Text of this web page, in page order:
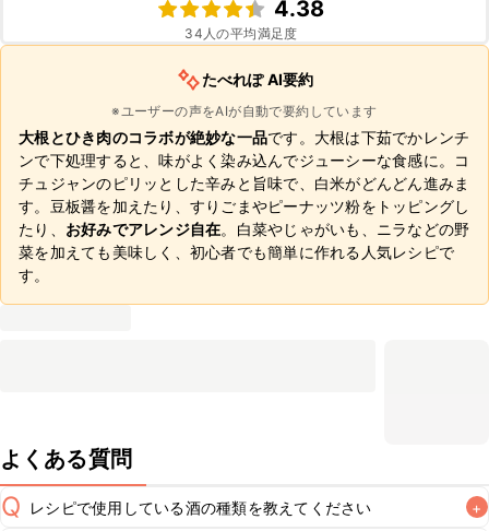
4.38
34 人の平均満足度
たべれぽ AI要約
※ユーザーの声をAIが自動で要約しています
大根とひき肉のコラボが絶妙な一品です。大根は下茹でかレンチ
ンで下処理すると、味がよく染み込んでジューシーな食感に。コ
チュジャンのピリッとした辛みと旨味で、白米がどんどん進みま
す。豆板醤を加えたり、すりごまやピーナッツ粉をトッピングし
たり、 お好みでアレンジ自在。白菜やじゃがいも、ニラなどの野
菜を加えても美味しく、初心者でも簡単に作れる人気レシピで
す。
よくある質問
Q レシピで使用している酒の種類を教えてください +